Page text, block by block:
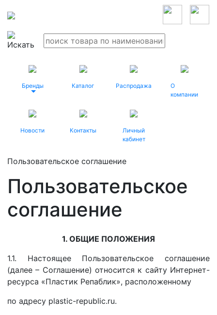
Бренды Каталог Распродажа
О
компании
Новости Контакты
Личный
кабинет
Пользовательское соглашение
Пользовательское
соглашение
1. ОБЩИЕ ПОЛОЖЕНИЯ
1.1. Настоящее Пользовательское соглашение
(далее – Соглашение) относится к сайту Интернет-
ресурса «Пластик Репаблик», расположенному
по адресу plastic-republic.ru.